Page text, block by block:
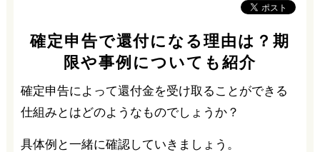
確定申告で還付になる理由は？期
限や事例についても紹介
確定申告によって還付金を受け取ることができる
仕組みとはどのようなものでしょうか？
具体例と一緒に確認していきましょう。